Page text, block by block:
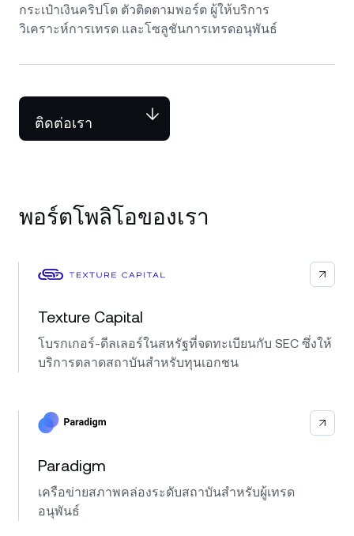
กระเป๋าเงินคริปโต ตัวติดตามพอร์ต ผู้ให้บริการ
วิเคราะห์การเทรด และโซลูชันการเทรดอนุพันธ์
ติดต่อเรา
พอร์ตโพลิโอของเรา
Texture Capital
โบรกเกอร์-ดีลเลอร์ในสหรัฐที่จดทะเบียนกับ SEC ซึ่งให้
บริการตลาดสถาบันสำหรับทุนเอกชน
Paradigm
เครือข่ายสภาพคล่องระดับสถาบันสำหรับผู้เทรด
อนุพันธ์